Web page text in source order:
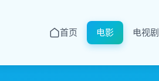
首页 电影 电视剧